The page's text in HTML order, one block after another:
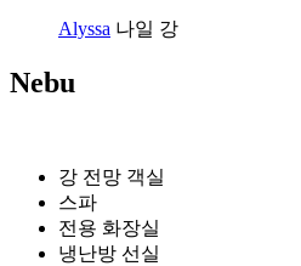
Alyssa 나일 강
Nebu
강 전망 객실
스파
전용 화장실
냉난방 선실